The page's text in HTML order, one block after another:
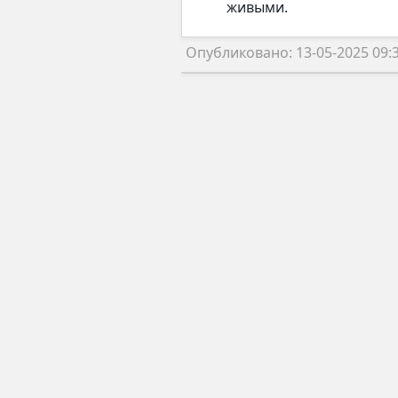
живыми.
Опубликовано: 13-05-2025